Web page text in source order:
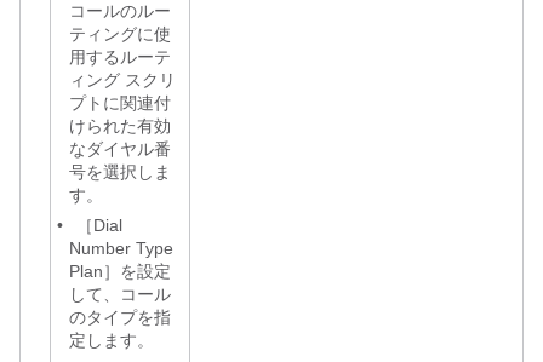
コールのルー
ティングに使
用するルーテ
ィング スクリ
プトに関連付
けられた有効
なダイヤル番
号を選択しま
す。
•
［Dial
Number Type
Plan］を設定
して、コール
のタイプを指
定します。